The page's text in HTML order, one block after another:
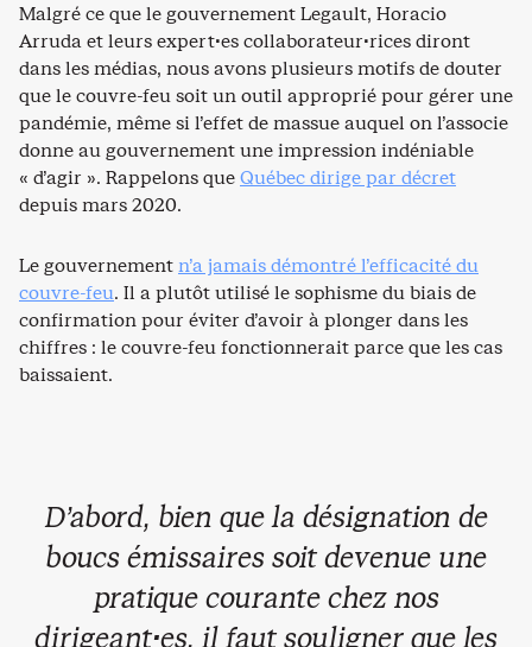
Malgré ce que le gouvernement Legault, Horacio
Arruda et leurs expert·es collaborateur·rices diront
dans les médias, nous avons plusieurs motifs de douter
que le couvre-feu soit un outil approprié pour gérer une
pandémie, même si l’effet de massue auquel on l’associe
donne au gouvernement une impression indéniable
« d’agir ». Rappelons queQuébec dirige par décret
depuis mars 2020.
Le gouvernementn’a jamais démontré l’efficacité du
couvre-feu. Il a plutôt utilisé le sophisme du biais de
confirmation pour éviter d’avoir à plonger dans les
chiffres : le couvre-feu fonctionnerait parce que les cas
baissaient.
D’abord, bien que la désignation de
boucs émissaires soit devenue une
pratique courante chez nos
dirigeant·es, il faut souligner que les